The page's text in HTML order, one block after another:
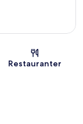
Restauranter